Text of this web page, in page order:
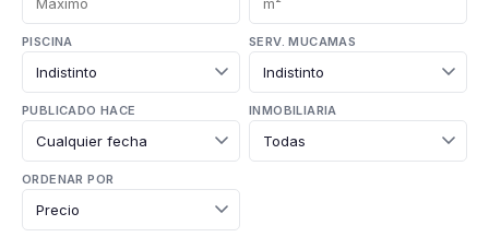
PISCINA SERV. MUCAMAS
PUBLICADO HACE INMOBILIARIA
ORDENAR POR